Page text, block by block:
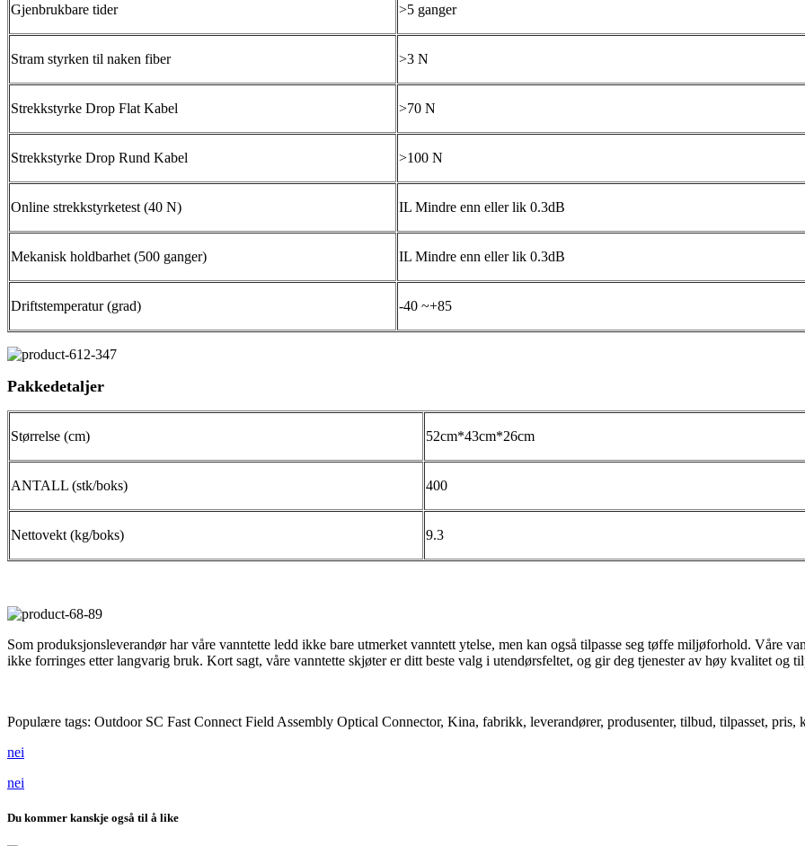
Gjenbrukbare tider >5 ganger
Stram styrken til naken fiber >3 N
Strekkstyrke Drop Flat Kabel >70 N
Strekkstyrke Drop Rund Kabel >100 N
Online strekkstyrketest (40 N) IL Mindre enn eller lik 0.3dB
Mekanisk holdbarhet (500 ganger) IL Mindre enn eller lik 0.3dB
Driftstemperatur (grad) -40 ~+85
Pakkedetaljer
Størrelse (cm) 52cm*43cm*26cm
ANTALL (stk/boks) 400
Nettovekt (kg/boks) 9.3
Som produksjonsleverandør har våre vanntette ledd ikke bare utmerket vanntett ytelse, men kan også tilpasse seg tøffe miljøforhold. Våre
ikke forringes etter langvarig bruk. Kort sagt, våre vanntette skjøter er ditt beste valg i utendørsfeltet, og gir deg tjenester av høy kvalitet og
Populære tags: Outdoor SC Fast Connect Field Assembly Optical Connector, Kina, fabrikk, leverandører, produsenter, tilbud, tilpasset, pris,
nei
nei
Du kommer kanskje også til å like